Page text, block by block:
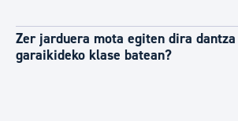
Zer jarduera mota egiten dira dantza
garaikideko klase batean?